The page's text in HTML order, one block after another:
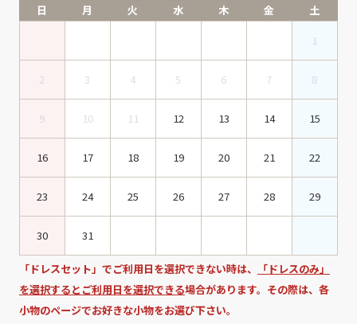
日
月 火 水 木 金
土
1
2 3 4 5 6 7 8
9 10 11 12 13 14 15
16 17 18 19 20 21 22
23 24 25 26 27 28 29
30 31
「ドレスセット」でご利用日を選択できない時は、
「ドレスのみ」
を選択するとご利用日を選択できる場合があります。その際は、各
小物のページでお好きな小物をお選び下さい。